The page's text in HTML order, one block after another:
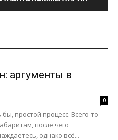
аргументы в
0
простой процесс. Всего-то
после чего
однако всё...